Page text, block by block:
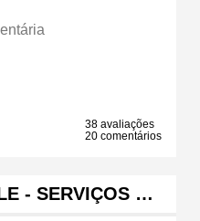
38 avaliações
20 comentários
- SERVIÇOS …